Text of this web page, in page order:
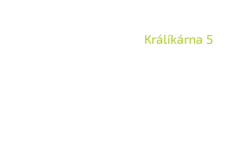
Králíkárna 5